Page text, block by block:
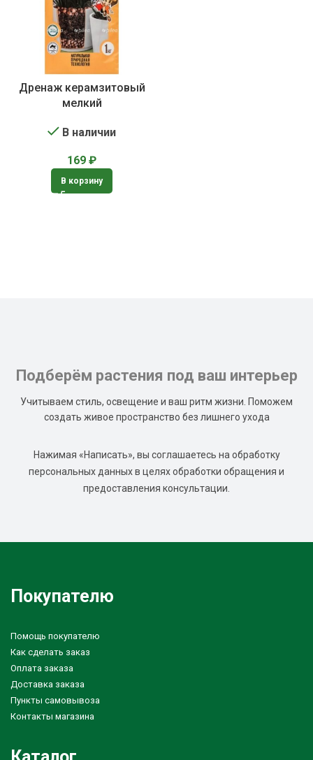
Дренаж керамзитовый
мелкий
В наличии
169 ₽
В корзину
Подберём растения под ваш интерьер
Учитываем стиль, освещение и ваш ритм жизни. Поможем
создать живое пространство без лишнего ухода
Нажимая «Написать», вы соглашаетесь на обработку
персональных данных в целях обработки обращения и
предоставления консультации.
Покупателю
Помощь покупателю
Как сделать заказ
Оплата заказа
Доставка заказа
Пункты самовывоза
Контакты магазина